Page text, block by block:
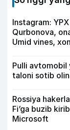
Instagram:
Qurbonova,
Umid vines,
Pulli avtomobil
taloni sotib
Rossiya
Fi’ga buzib
Microsoft